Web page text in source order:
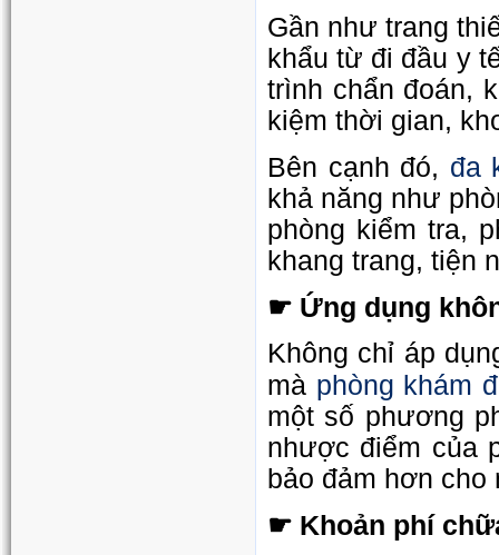
Gần như trang
khẩu từ đi đầu y
trình chẩn đoán,
kiệm thời gian,
Bên cạnh đó, đa
khả năng như
phòng kiểm tra,
khang trang, tiện
☛ Ứng dụng
Không chỉ áp
mà phòng khám
một số phương
nhược điểm của
bảo đảm hơn
☛ Khoản phí